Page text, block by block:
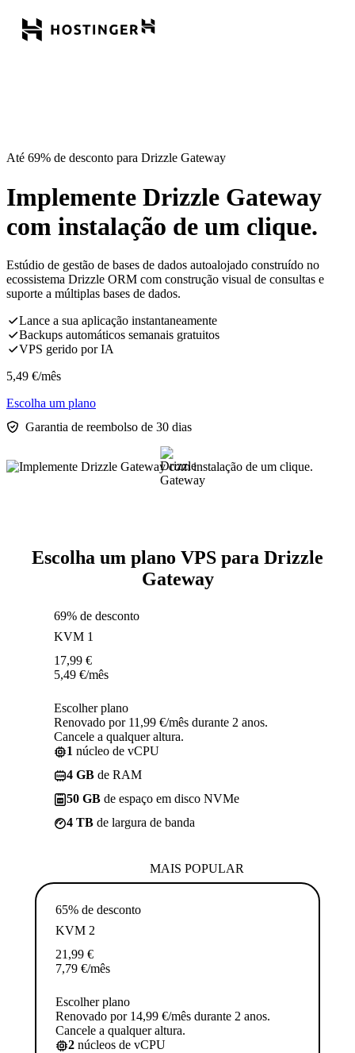
Até 69% de desconto para Drizzle Gateway
Implemente Drizzle Gateway
com instalação de um clique.
Estúdio de gestão de bases de dados autoalojado construído no
ecossistema Drizzle ORM com construção visual de consultas e
suporte a múltiplas bases de dados.
Lance a sua aplicação instantaneamente
Backups automáticos semanais gratuitos
VPS gerido por IA
5,49 €/mês
Escolha um plano
Garantia de reembolso de 30 dias
Escolha um plano VPS para Drizzle
Gateway
69% de desconto
KVM 1
17,99 €
5,49 €/mês
Escolher plano
Renovado por 11,99 €/mês durante 2 anos.
Cancele a qualquer altura.
1 núcleo de vCPU
4 GB de RAM
50 GB de espaço em disco NVMe
4 TB de largura de banda
MAIS POPULAR
65% de desconto
KVM 2
21,99 €
7,79 €/mês
Escolher plano
Renovado por 14,99 €/mês durante 2 anos.
Cancele a qualquer altura.
2 núcleos de vCPU